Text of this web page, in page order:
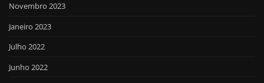
Novembro 2023
Janeiro 2023
Julho 2022
Junho 2022